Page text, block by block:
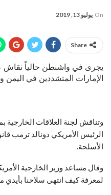
On يوليو 13, 2019
Share
يجرى في واشنطن حالياً نقاش
الإمارات المتشددين في اليمن
وتناقش لجنة العلاقات
الرئيس الأمريكي دونالد ترمب
الأسلحة.
وقال مساعد وزير الخارجية
لمعرفة كيف انتهى سلاحنا